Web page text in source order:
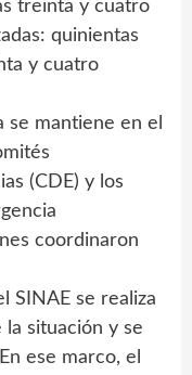
treinta y cuatro
quinientas
y cuatro
se mantiene en el
(CDE) y los
coordinaron
SINAE se realiza
situación y se
ese marco, el